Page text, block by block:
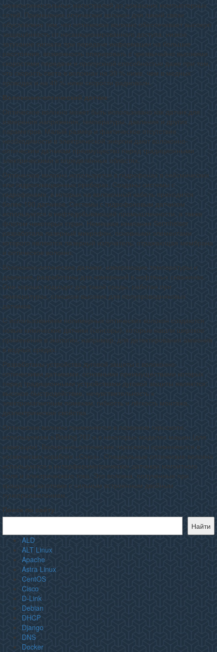
межконтинентальных магистралей до домашних компьютерных
сетей. Применение оптических волокон для линий связи
обусловлено тем, что оптическое волокно обеспечивает высокую
защищённость от несанкционированного доступа, низкое
затухание сигнала при передаче информации на большие
расстояния, возможность оперировать с чрезвычайно высокими
скоростями передачи и пропускной способностью даже при том,
что скорость света в волокнах на 30 % ниже, чем в медных
проводах и на 40 % ниже скорости радиоволн.
Волоконно-оптический датчик
Оптическое волокно может быть использовано как датчик для
измерения напряжения, температуры, давления и других
параметров. Малый размер и фактическое отсутствие
необходимости в электрической энергии дают волоконно-
оптическим датчикам преимущество перед традиционными
электрическими в определённых областях.
Оптическое волокно используется в гидрофонах в сейсмических
или гидролокационных приборах. Созданы системы с
гидрофонами, в которых на волоконный кабель приходится
более 100 датчиков. Системы с гидрофоновым датчиком
используются в нефтедобывающей промышленности, а также
флотом некоторых стран. Немецкая компания Sennheiser
разработала лазерный микрофон, основными элементами
которого являются лазерный излучатель, отражающая мембрана
и оптическое волокно.
Волоконно-оптические датчики, измеряющие температуры и
давления, разработаны для измерений в нефтяных скважинах.
Они хорошо подходят для такой среды, работая при
температурах, слишком высоких для полупроводниковых
датчиков.
С использованием полимерных оптических волокон создаются
новые химические датчики (сенсоры), которые нашли широкое
применение в экологии, например, для детектирования аммония
в водных средах.
Разработаны устройства дуговой защиты с волоконно-
оптическими датчиками, основными преимуществами которых
перед традиционными устройствами дуговой защиты являются:
высокое быстродействие, нечувствительность к
электромагнитным помехам, гибкость и лёгкость монтажа,
диэлектрические свойства.
Оптическое волокно применяется в лазерном гироскопе,
используемом в Boeing 767 и в некоторых моделях машин (для
навигации). Волоконно-оптические гироскопы применяются в
космических кораблях «Союз»
. Специальные оптические волокна
используются в интерферометрических датчиках магнитного
поля и электрического тока. Это волокна, полученные при
вращении заготовки с сильным встроенным двойным
лучепреломлением.
Поиск по сайту
Найти
ALD
ALT Linux
Apache
Astra Linux
CentOS
Cisco
D-Link
Debian
DHCP
Django
DNS
Docker